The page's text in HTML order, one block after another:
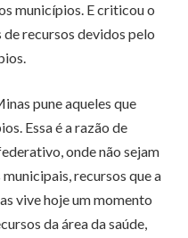
municípios. E criticou o
recursos devidos pelo
pune aqueles que
Essa é a razão de
onde não sejam
recursos que a
vive hoje um momento
da área da saúde,